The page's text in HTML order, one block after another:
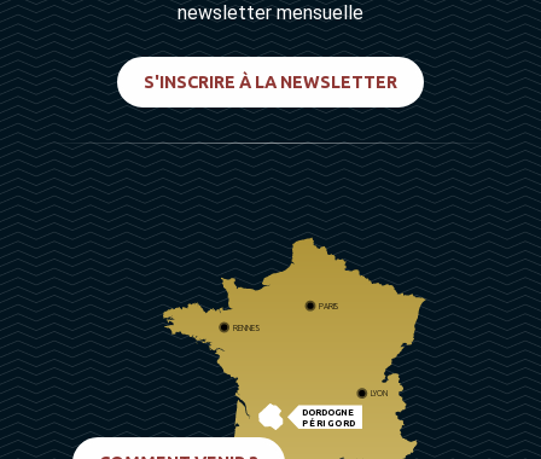
newsletter mensuelle
S'INSCRIRE À LA NEWSLETTER
DORDOGNE
PÉRIGORD
PARIS
RENNES
LYON